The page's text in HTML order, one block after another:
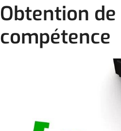
Obtention
compétence